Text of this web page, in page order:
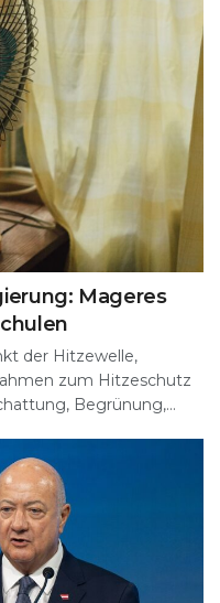
Mageres
der Hitzewelle,
zum Hitzeschutz
Begrünung,...